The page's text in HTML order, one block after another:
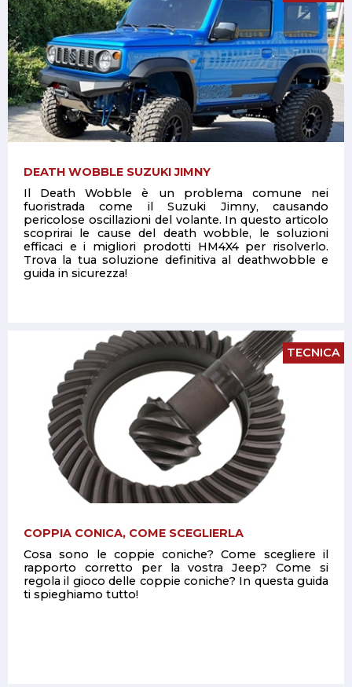
DEATH WOBBLE SUZUKI JIMNY
Il Death Wobble è un problema comune nei
fuoristrada come il Suzuki Jimny, causando
pericolose oscillazioni del volante. In questo articolo
scoprirai le cause del death wobble, le soluzioni
efficaci e i migliori prodotti HM4X4 per risolverlo.
Trova la tua soluzione definitiva al deathwobble e
guida in sicurezza!
TECNICA
COPPIA CONICA, COME SCEGLIERLA
Cosa sono le coppie coniche? Come scegliere il
rapporto corretto per la vostra Jeep? Come si
regola il gioco delle coppie coniche? In questa guida
ti spieghiamo tutto!